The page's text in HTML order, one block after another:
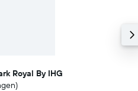
Royal By IHG